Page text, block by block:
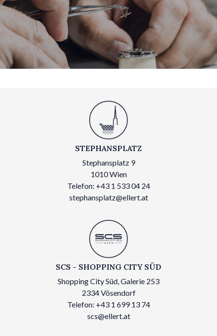
STEPHANSPLATZ
Stephansplatz 9
1010 Wien
Telefon: +43 1 533 04 24
stephansplatz@ellert.at
SCS - SHOPPING CITY SÜD
Shopping City Süd, Galerie 253
2334 Vösendorf
Telefon: +43 1 699 13 74
scs@ellert.at